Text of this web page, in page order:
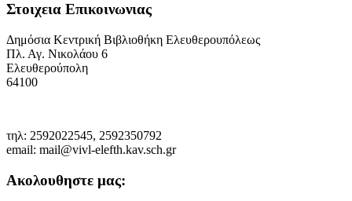
Στοιχεια Επικοινωνιας
Δημόσια Κεντρική Βιβλιοθήκη Ελευθερουπόλεως
Πλ. Αγ. Νικολάου 6
Ελευθερούπολη
64100
τηλ: 2592022545, 2592350792
email: mail@vivl-elefth.kav.sch.gr
Ακολουθηστε μας: